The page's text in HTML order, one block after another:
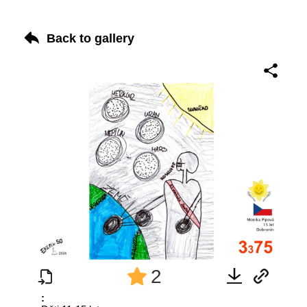
Back to gallery
2
: